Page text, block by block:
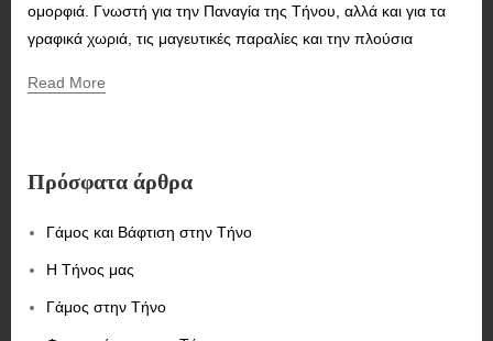
ομορφιά. Γνωστή για την Παναγία της Τήνου, αλλά και για τα
γραφικά χωριά, τις μαγευτικές παραλίες και την πλούσια
Read More
Πρόσφατα άρθρα
Γάμος και Βάφτιση στην Τήνο
Η Τήνος μας
Γάμος στην Τήνο